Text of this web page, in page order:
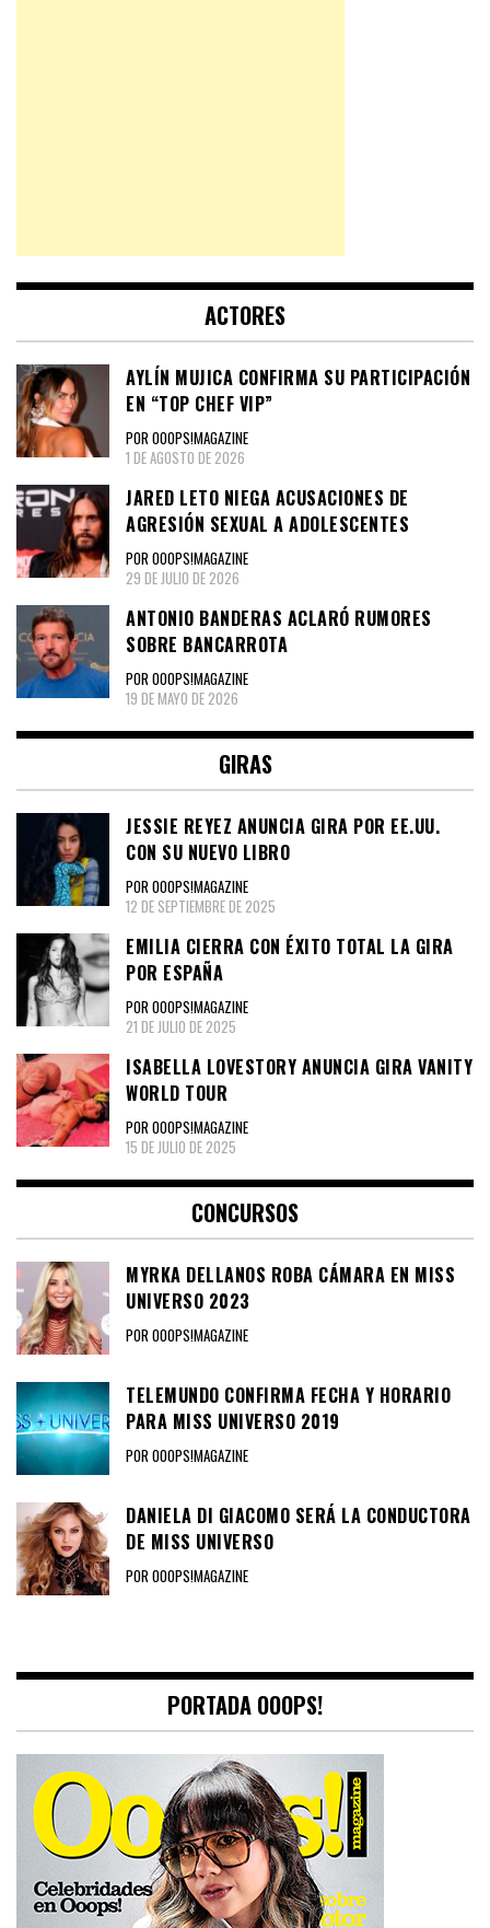
ACTORES
AYLÍN MUJICA CONFIRMA SU PARTICIPACIÓN
EN “TOP CHEF VIP”
POR OOOPS!MAGAZINE
1 DE AGOSTO DE 2026
JARED LETO NIEGA ACUSACIONES DE
AGRESIÓN SEXUAL A ADOLESCENTES
POR OOOPS!MAGAZINE
29 DE JULIO DE 2026
ANTONIO BANDERAS ACLARÓ RUMORES
SOBRE BANCARROTA
POR OOOPS!MAGAZINE
19 DE MAYO DE 2026
GIRAS
JESSIE REYEZ ANUNCIA GIRA POR EE.UU.
CON SU NUEVO LIBRO
POR OOOPS!MAGAZINE
12 DE SEPTIEMBRE DE 2025
EMILIA CIERRA CON ÉXITO TOTAL LA GIRA
POR ESPAÑA
POR OOOPS!MAGAZINE
21 DE JULIO DE 2025
ISABELLA LOVESTORY ANUNCIA GIRA VANITY
WORLD TOUR
POR OOOPS!MAGAZINE
15 DE JULIO DE 2025
CONCURSOS
MYRKA DELLANOS ROBA CÁMARA EN MISS
UNIVERSO 2023
POR OOOPS!MAGAZINE
TELEMUNDO CONFIRMA FECHA Y HORARIO
PARA MISS UNIVERSO 2019
POR OOOPS!MAGAZINE
DANIELA DI GIACOMO SERÁ LA CONDUCTORA
DE MISS UNIVERSO
POR OOOPS!MAGAZINE
PORTADA OOOPS!